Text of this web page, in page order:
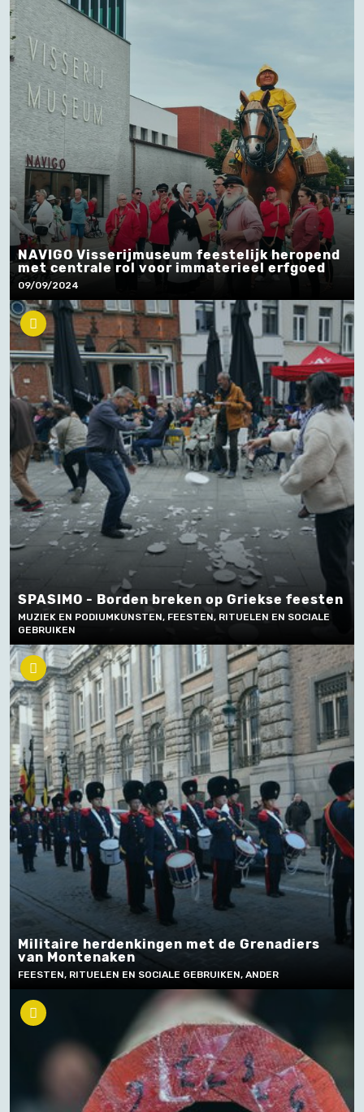
NAVIGO Visserijmuseum feestelijk heropend
met centrale rol voor immaterieel erfgoed
09/09/2024
SPASIMO - Borden breken op Griekse feesten
MUZIEK EN PODIUMKUNSTEN, FEESTEN, RITUELEN EN SOCIALE
GEBRUIKEN
Militaire herdenkingen met de Grenadiers
van Montenaken
FEESTEN, RITUELEN EN SOCIALE GEBRUIKEN, ANDER